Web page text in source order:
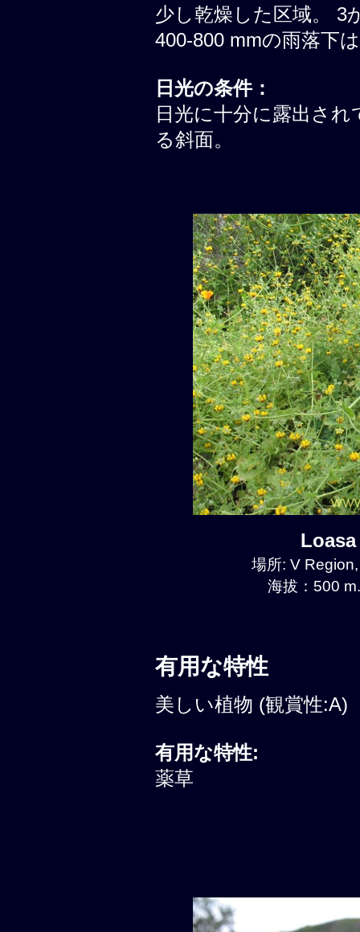
少し乾燥した区域。 3
400-800 mmの雨落下
日光の条件：
日光に十分に露出さ
る斜面。
場所: V
海拔：500
有用な特性
美しい植物 (観賞性:A)
有用な特性:
薬草